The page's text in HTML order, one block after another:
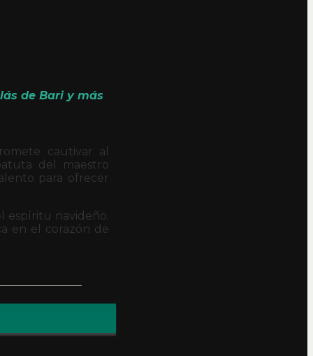
de Bari y más
cautivar al
del maestro
para ofrecer
espíritu navideño.
en el corazón de